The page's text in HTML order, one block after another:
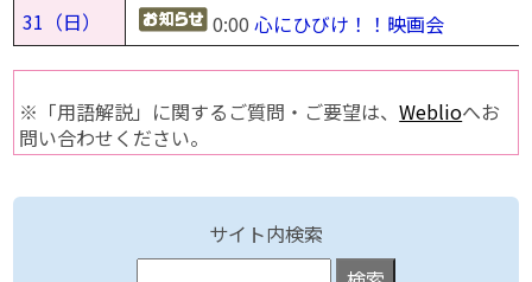
31（日）
0:00 心にひびけ！！映画会
※「用語解説」に関するご質問・ご要望は、Weblioへお
問い合わせください。
サイト内検索